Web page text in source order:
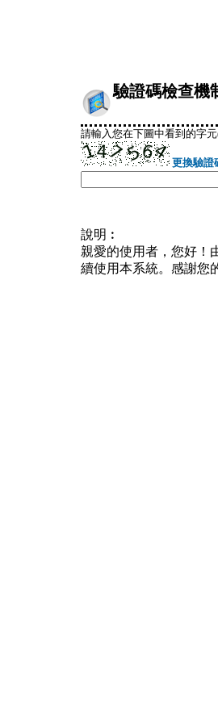
驗證碼檢查機
請輸入您在下圖中看到的字
更換驗證
說明︰
親愛的使用者，您好！
續使用本系統。感謝您